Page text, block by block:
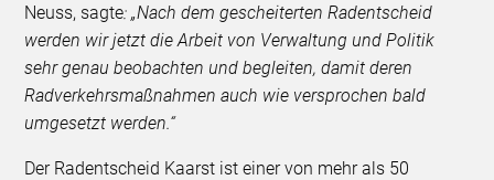
Neuss, sagte: „Nach dem gescheiterten Radentscheid
werden wir jetzt die Arbeit von Verwaltung und Politik
sehr genau beobachten und begleiten, damit deren
Radverkehrsmaßnahmen auch wie versprochen bald
umgesetzt werden.“
Der Radentscheid Kaarst ist einer von mehr als 50